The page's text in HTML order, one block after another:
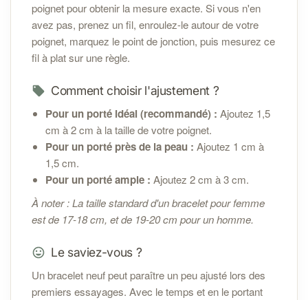
poignet pour obtenir la mesure exacte. Si vous n'en
avez pas, prenez un fil, enroulez-le autour de votre
poignet, marquez le point de jonction, puis mesurez ce
fil à plat sur une règle.
Comment choisir l'ajustement ?
Pour un porté idéal (recommandé) : Ajoutez 1,5
cm à 2 cm à la taille de votre poignet.
Pour un porté près de la peau : Ajoutez 1 cm à
1,5 cm.
Pour un porté ample : Ajoutez 2 cm à 3 cm.
À noter : La taille standard d'un bracelet pour femme
est de 17-18 cm, et de 19-20 cm pour un homme.
Le saviez-vous ?
Un bracelet neuf peut paraître un peu ajusté lors des
premiers essayages. Avec le temps et en le portant